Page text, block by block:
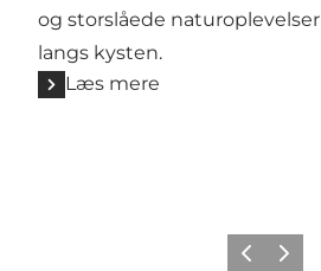
og storslåede naturoplevelser
langs kysten.
Læs mere
ForrigeNæste